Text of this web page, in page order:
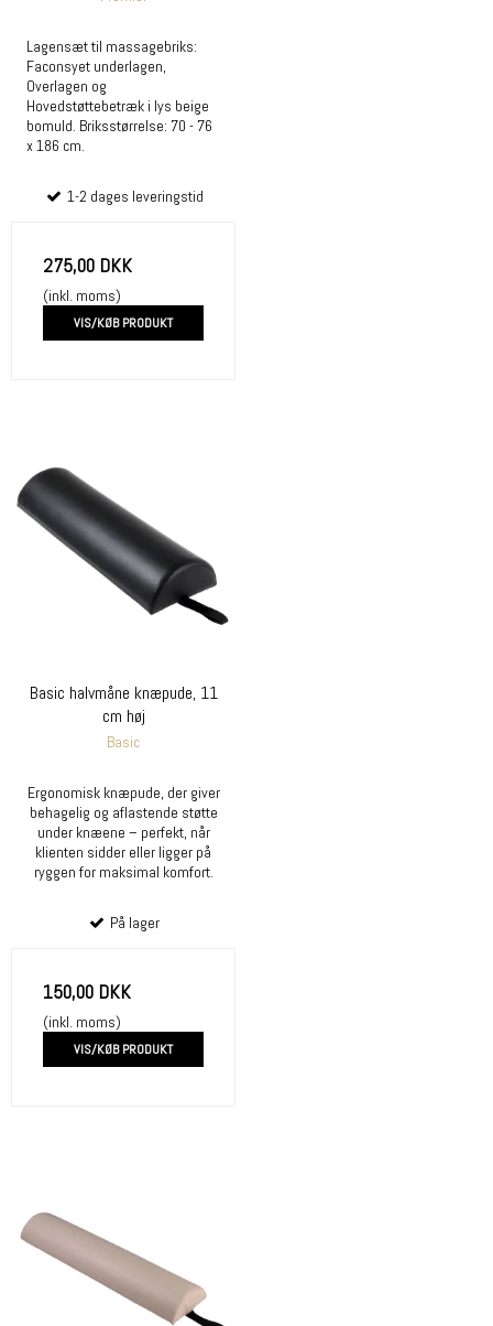
Lagensæt til massagebriks:
Faconsyet underlagen,
Overlagen og
Hovedstøttebetræk i lys beige
bomuld. Briksstørrelse: 70 - 76
x 186 cm.
1-2 dages leveringstid
275,00 DKK
(inkl. moms)
VIS/KØB PRODUKT
Basic halvmåne knæpude, 11
cm høj
Basic
Ergonomisk knæpude, der giver
behagelig og aflastende støtte
under knæene – perfekt, når
klienten sidder eller ligger på
ryggen for maksimal komfort.
På lager
150,00 DKK
(inkl. moms)
VIS/KØB PRODUKT